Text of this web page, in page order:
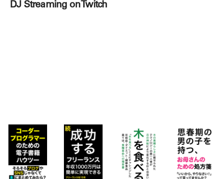
DJ Streaming on Twitch